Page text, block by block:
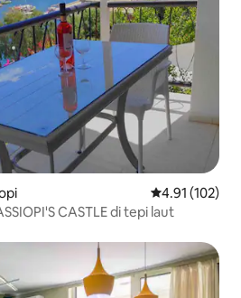
Penarafan
4.91 (102)
CASTLE di tepi laut